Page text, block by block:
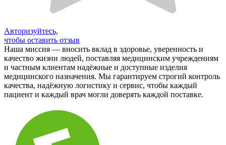
Авторизуйтесь,
чтобы оставить отзыв
Наша миссия — вносить вклад в здоровье, уверенность и
качество жизни людей, поставляя медицинским учреждениям
и частным клиентам надёжные и доступные изделия
медицинского назначения. Мы гарантируем строгий контроль
качества, надёжную логистику и сервис, чтобы каждый
пациент и каждый врач могли доверять каждой поставке.